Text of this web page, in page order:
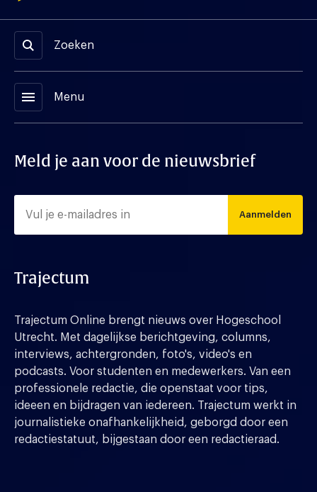
Zoeken
menu Menu
Meld je aan voor de nieuwsbrief
Aanmelden
Trajectum
Trajectum Online brengt nieuws over Hogeschool
Utrecht. Met dagelijkse berichtgeving, columns,
interviews, achtergronden, foto's, video's en
podcasts. Voor studenten en medewerkers. Van een
professionele redactie, die openstaat voor tips,
ideeen en bijdragen van iedereen. Trajectum werkt in
journalistieke onafhankelijkheid, geborgd door een
redactiestatuut, bijgestaan door een redactieraad.